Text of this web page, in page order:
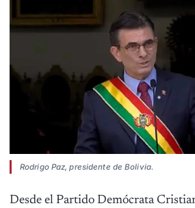
Rodrigo Paz, presidente de Bolivia.
Desde el Partido Demócrata